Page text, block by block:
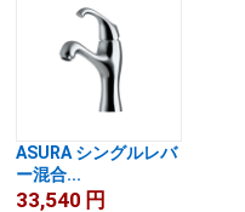
ASURA シングルレバ
ー混合...
33,540 円